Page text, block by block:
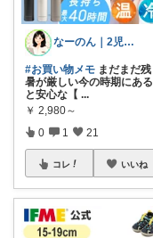
なーのん｜2児ワーママ＊育児/時短
#お買い物メモ まだまだ残
暑が厳しい今の時期にある
と安心な【 ...
￥ 2,980～
0 1 21
コレ いいね